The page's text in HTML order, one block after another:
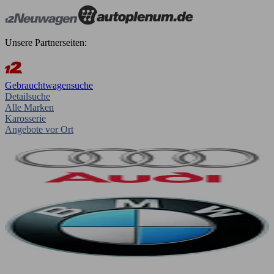
Unsere Partnerseiten:
Gebrauchtwagensuche
Detailsuche
Alle Marken
Karosserie
Angebote vor Ort